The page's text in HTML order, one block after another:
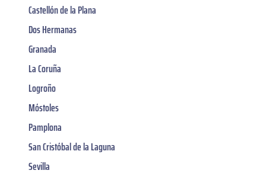
Castellón de la Plana
Dos Hermanas
Granada
La Coruña
Logroño
Móstoles
Pamplona
San Cristóbal de la Laguna
Sevilla